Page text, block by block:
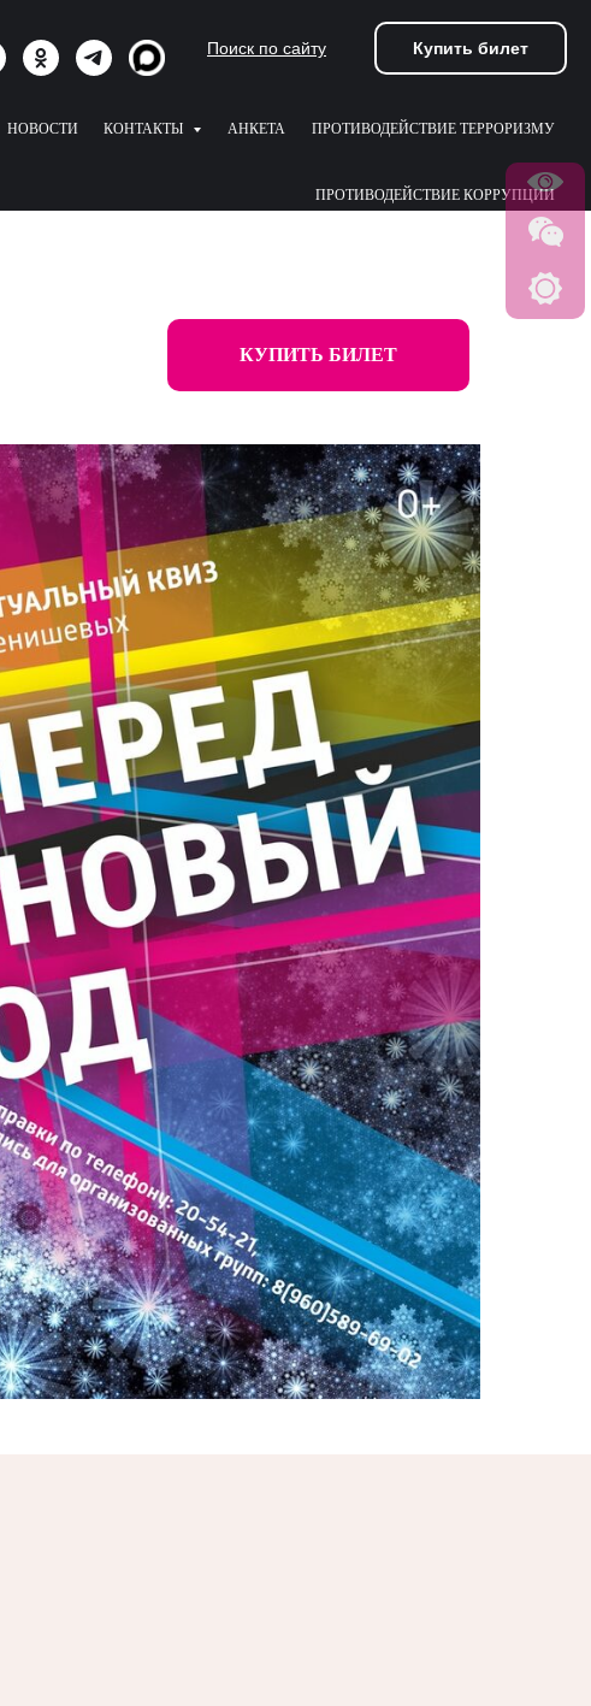
Поиск по сайту Купить билет
НОВОСТИ КОНТАКТЫ АНКЕТА ПРОТИВОДЕЙСТВИЕ ТЕРРОРИЗМУ
ПРОТИВОДЕЙСТВИЕ КОРРУПЦИИ
КУПИТЬ БИЛЕТ